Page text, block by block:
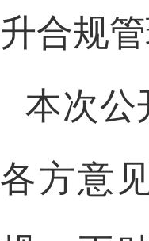
升合规
本次公
各方意